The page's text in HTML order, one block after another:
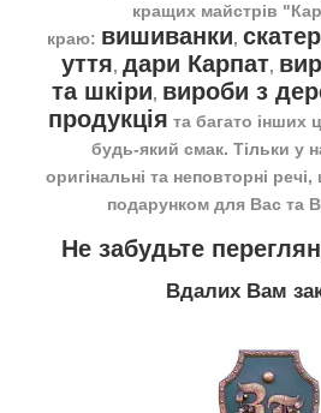
кращих майстрів
краю: вишиванки,
уття, дари Карпат,
та шкіри, вироби з
продукція та багато інших
будь-який смак. Тільки у
оригінальні та неповторні
подарунком для Вас та
Не забудьте
Вдалих Вам